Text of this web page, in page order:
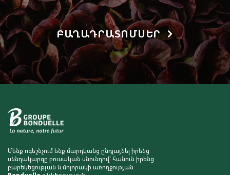
ԲԱՂԱԴՐԱՏՈՄՍԵՐ
Մենք ոգեշնչում ենք մարդկանց ընդլայնել իրենց
սննդակարգը բուսական սնունդով՝ հանուն իրենց
բարեկեցության և մոլորակի առողջության